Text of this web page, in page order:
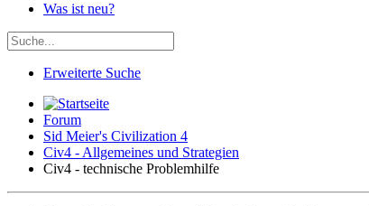
Was ist neu?
Erweiterte Suche
Forum
Sid Meier's Civilization 4
Civ4 - Allgemeines und Strategien
Civ4 - technische Problemhilfe